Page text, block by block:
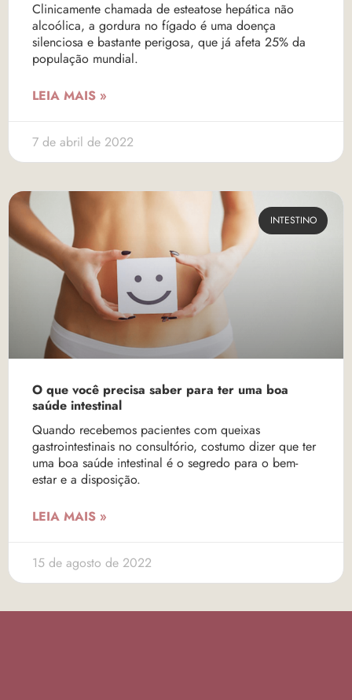
Clinicamente chamada de esteatose hepática não
alcoólica, a gordura no fígado é uma doença
silenciosa e bastante perigosa, que já afeta 25% da
população mundial.
LEIA MAIS »
7 de abril de 2022
INTESTINO
O que você precisa saber para ter uma boa
saúde intestinal
Quando recebemos pacientes com queixas
gastrointestinais no consultório, costumo dizer que ter
uma boa saúde intestinal é o segredo para o bem-
estar e a disposição.
LEIA MAIS »
15 de agosto de 2022